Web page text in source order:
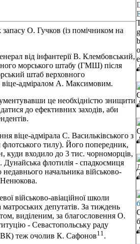
О. Гучков (із помічником на
від інфантерії В. Клембовський,
морського штабу (ГМШ) після
штаб верховного
адміралом А. Максимовим.
це необхідністю знищити
до ефективних заходів, аби
віце-адмірала С. Васильківського з
флотського тилу). Його попередник,
куди входило до 3 тис. чорноморців,
Дунайська флотилія - спадкоємиця
начальника військово-
Ненюкова.
військово-авіаційної школи
депутатів. За тиждень
виділеним, за благословення О.
- Севастопольську раду
теж очолив К. Сафонов11.